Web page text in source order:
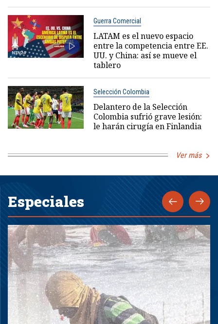
Guerra Comercial
LATAM es el nuevo espacio
entre la competencia entre EE.
UU. y China: así se mueve el
tablero
Selección Colombia
Delantero de la Selección
Colombia sufrió grave lesión:
le harán cirugía en Finlandia
Ver más
Especiales